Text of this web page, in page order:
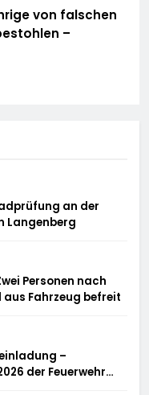
von falschen
–
an der
Langenberg
Personen nach
Fahrzeug befreit
–
der Feuerwehr